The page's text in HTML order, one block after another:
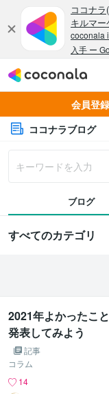
会員登
ココナラブログ
ブログ
すべてのカテゴリ
2021年よかったこ
発表してみよう
記事
コラム
14